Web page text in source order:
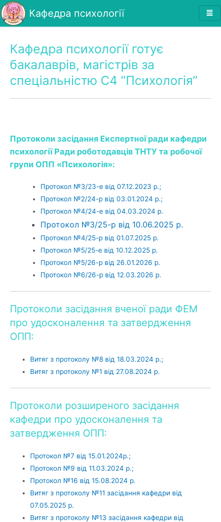
Кафедра психології
Кафедра психології готує
бакалаврів, магістрів за
спеціальністю С4 “Психологія”
Протоколи засідання Експертної ради кафедри
психології Ради роботодавців ТНТУ та робочої
групи ОПП «Психологія»:
Протокол №3/23-е від 07.12.2023 р.;
Протокол №2/24-р від 03.01.2024 р.;
Протокол №4/24-е від 04.03.2024 р.
Протокол №3/25-р від 10.06.2025 р.
Протокол №4/25-р від 01.07.2025 р.
Протокол №5/25-е від 10.12.2025 р.
Протокол №5/26-р від 26.01.2026 р.
Протокол №6/26-р від 12.03.2026 р.
Протоколи засідання вченої ради ФЕМ
про удосконалення та затвердження
ОПП:
Витяг з протоколу №8 від 18.03.2024 р.;
Витяг з протоколу №1 від 27.08.2024 р.
Протоколи розширеного засідання
кафедри про удосконалення та
затвердження ОПП:
Протокол №7 від 15.01.2024р.;
Протокол №9 від 11.03.2024 р.;
Протокол №16 від 15.08.2024 р.
Витяг з протоколу №11 засідання кафедри від
07.05.2025 р.
Витяг з протоколу №13 засідання кафедри від